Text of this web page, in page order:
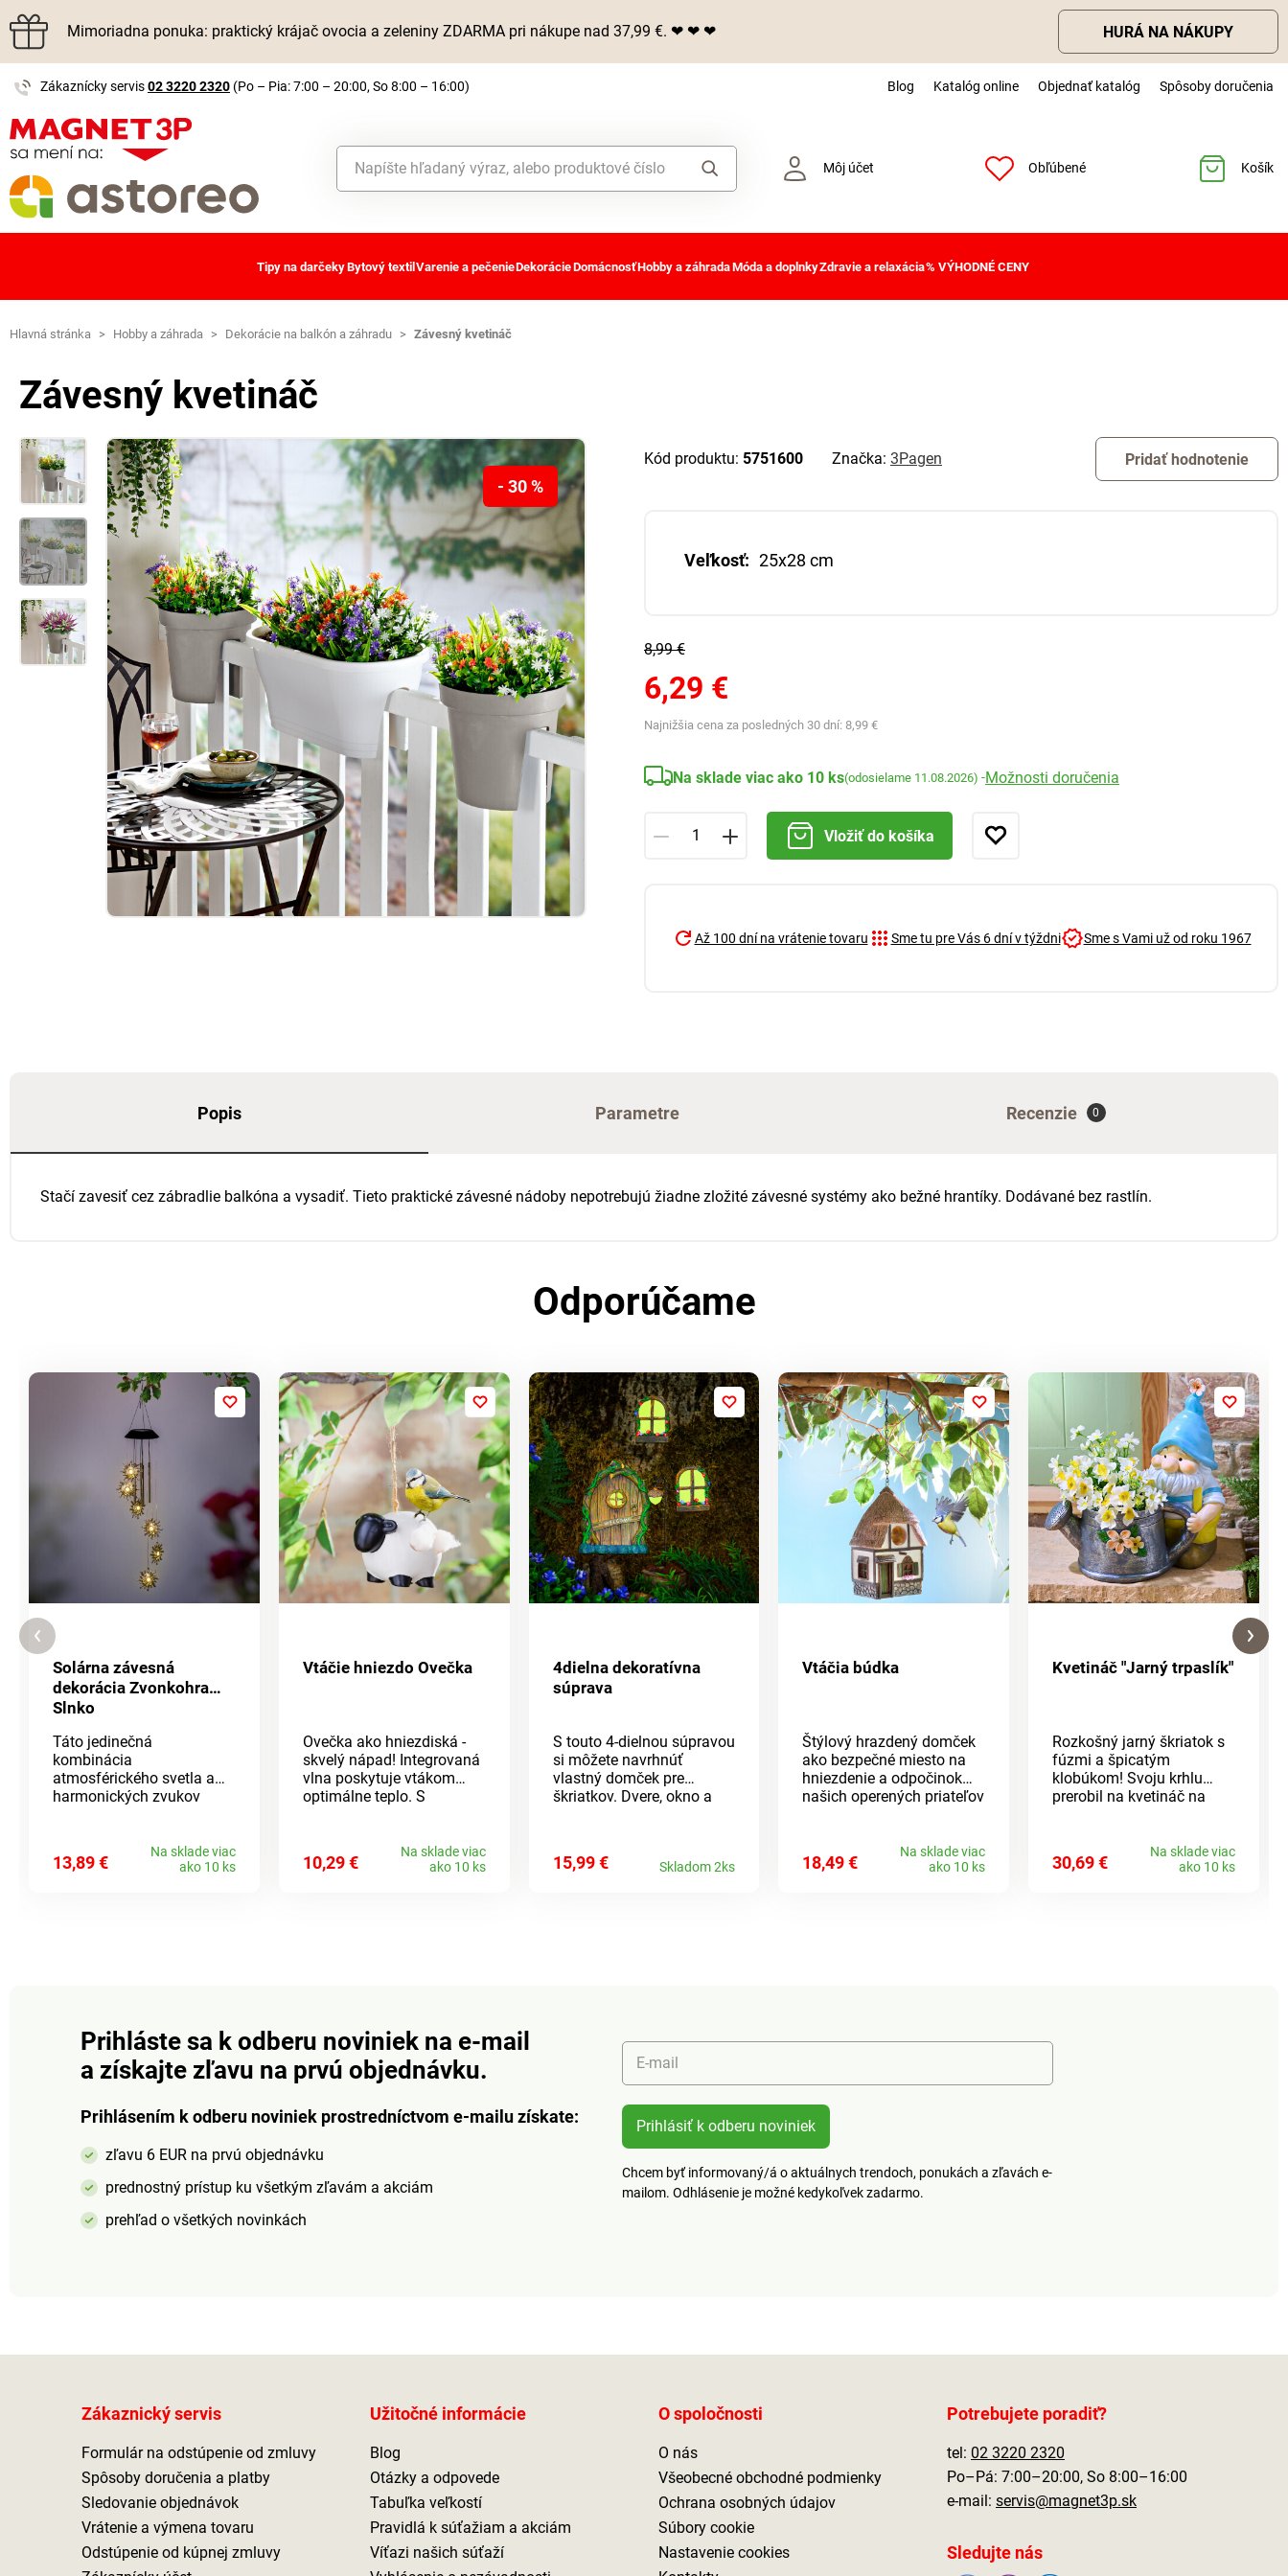
Mimoriadna ponuka: praktický krájač ovocia a zeleniny ZDARMA pri nákupe nad 37,99 €. ❤ ❤ ❤ HURÁ NA NÁKUPY
Zákaznícky servis02 3220 2320 (Po – Pia: 7:00 – 20:00, So 8:00 – 16:00) Blog Katalóg online Objednať katalóg Spôsoby doručenia
Môj účet Obľúbené Košík
Tipy na darčekyBytový textil Varenie a pečenieDekorácieDomácnosťHobby a záhradaMóda a doplnkyZdravie a relaxácia% VÝHODNÉ CENY
Hlavná stránka > Hobby a záhrada > Dekorácie na balkón a záhradu > Závesný kvetináč
Závesný kvetináč
- 30 %
Kód produktu: 5751600 Značka: 3Pagen Pridať hodnotenie
Veľkosť: 25x28 cm
8,99 €
6,29 €
Najnižšia cena za posledných 30 dní: 8,99 €
Na sklade viac ako 10 ks(odosielame 11.08.2026) -Možnosti doručenia
Vložiť do košíka
Až 100 dní na vrátenie tovaru Sme tu pre Vás 6 dní v týždni Sme s Vami už od roku 1967
Popis Parametre Recenzie 0
Stačí zavesiť cez zábradlie balkóna a vysadiť. Tieto praktické závesné nádoby nepotrebujú žiadne zložité závesné systémy ako bežné hrantíky. Dodávané bez rastlín.
Odporúčame
Solárna závesná
dekorácia Zvonkohra
Slnko
Táto jedinečná
kombinácia
atmosférického svetla a
harmonických zvukov
balkóne, terase alebo
akomkoľvek inom, slnkom
hodín. Materiál: kov, plast.
Rozmery: priemer 13 cm,
dĺžka 75 cm.
13,89 €
Na sklade viac
ako 10 ks
Vtáčie hniezdo Ovečka
Ovečka ako hniezdiská -
skvelý nápad! Integrovaná
vlna poskytuje vtákom
optimálne teplo. S
vlny do hniezda. Keramika.
Vrátane vlny do hniezda.
10,29 €
Na sklade viac
ako 10 ks
4dielna dekoratívna
súprava
S touto 4-dielnou súpravou
si môžete navrhnúť
vlastný domček pre
škriatkov. Dvere, okno a
rozžiaria okná a lampáš a
15,99 € Skladom 2ks
Vtáčia búdka
Štýlový hrazdený domček
ako bezpečné miesto na
hniezdenie a odpočinok
našich operených priateľov
pred prírodnými
nepriateľmi a nepriazňou
18,49 €
Na sklade viac
ako 10 ks
Kvetináč "Jarný trpaslík"
Rozkošný jarný škriatok s
fúzmi a špicatým
klobúkom! Svoju krhlu
prerobil na kvetináč na
exteriéru. Dodané bez
kvetov.
30,69 €
Na sklade viac
ako 10 ks
Prihláste sa k odberu noviniek na e-mail
a získajte zľavu na prvú objednávku.
Prihlásením k odberu noviniek prostredníctvom e-mailu získate:
zľavu 6 EUR na prvú objednávku
prednostný prístup ku všetkým zľavám a akciám
prehľad o všetkých novinkách
E-mail
Prihlásiť k odberu noviniek
Chcem byť informovaný/á o aktuálnych trendoch, ponukách a zľavách e-
mailom. Odhlásenie je možné kedykoľvek zadarmo.
Zákaznický servis
Formulár na odstúpenie od zmluvy
Spôsoby doručenia a platby
Sledovanie objednávok
Vrátenie a výmena tovaru
Odstúpenie od kúpnej zmluvy
Užitočné informácie
Blog
Otázky a odpovede
Tabuľka veľkostí
Pravidlá k súťažiam a akciám
Víťazi našich súťaží
O spoločnosti
O nás
Všeobecné obchodné podmienky
Ochrana osobných údajov
Súbory cookie
Nastavenie cookies
Potrebujete poradiť?
tel: 02 3220 2320
Po–Pá: 7:00–20:00, So 8:00–16:00
e-mail: servis@magnet3p.sk
Sledujte nás